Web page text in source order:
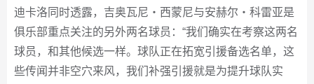
迪卡洛同时透露，吉奥瓦尼・西蒙尼与安赫尔・科雷亚是
俱乐部重点关注的另外两名球员：“我们确实在考察这两名
球员，和其他候选一样。球队正在拓宽引援备选名单，这
些传闻并非空穴来风，我们补强引援就是为提升球队实